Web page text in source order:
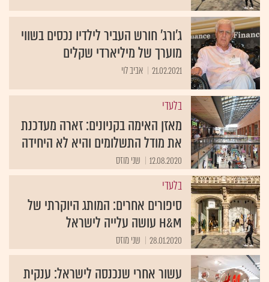
ג'ורג' חורש העביר לילדיו נכסים בשווי
מוערך של מיליארדי שקלים
21.02.2021 אביב לוי
בלעדי
מאזן האימה בקניונים: זארה מעדכנת
את מודל התשלומים והיא לא היחידה
12.08.2020 שני מוזס
בלעדי
סיפורים אחרים: המותג היוקרתי של
H&M עושה עלייה לישראל
28.01.2020 שני מוזס
עשור אחרי שנכנסה לישראל: ענקית